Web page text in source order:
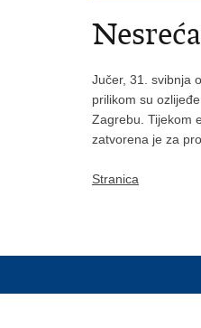
Jučer, 31. svibnja
prilikom su
Zagrebu. Tijekom
zatvorena je za
Stranica